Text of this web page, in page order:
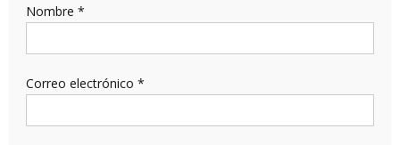
Nombre *
Correo electrónico *